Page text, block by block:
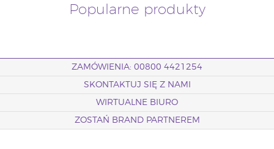
Popularne produkty
ZAMÓWIENIA: 00800 4421254
SKONTAKTUJ SIĘ Z NAMI
WIRTUALNE BIURO
ZOSTAŃ BRAND PARTNEREM